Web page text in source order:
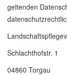
geltenden
Schlachthofstr. 1
04860 Torgau